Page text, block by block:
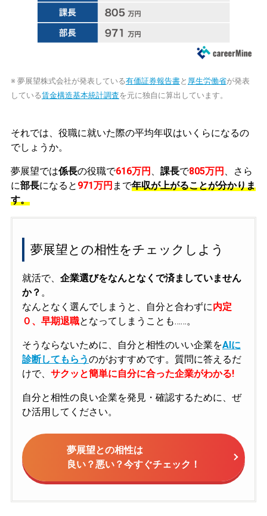
※ 夢展望株式会社が発表している有価証券報告書と 厚生労働省が発表
している賃金構造基本統計調査を元に独自に算出しています。
それでは、役職に就いた際の平均年収はいくらになるの
でしょうか。
夢展望では係長の役職で616万円 課長で805万円
、さら
に部長になると 971万円 まで年収が上がることが分かりま
す。
夢展望との相性をチェックしよう
就活で、 企業選びをなんとなくで済ましていません
か？ 。
なんとなく選んでしまうと、自分と合わずに内定
０、早期退職となってしまうことも……。
そうならないために、自分と相性のいい企業をAIに
診断してもらうのがおすすめです。質問に答えるだ
けで、 サクッと簡単に自分に合った企業がわかる!
自分と相性の良い企業を発見・確認するために、ぜ
ひ活用してください。
夢展望との相性は
良い？悪い？今すぐチェック！